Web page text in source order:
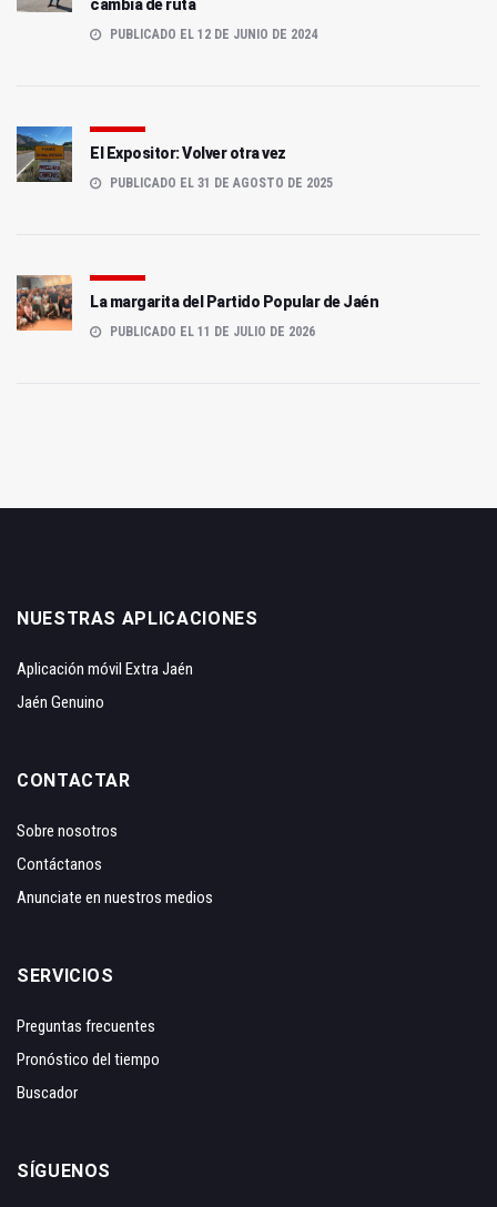
cambia de ruta
PUBLICADO EL 12 DE JUNIO DE 2024
El Expositor: Volver otra vez
PUBLICADO EL 31 DE AGOSTO DE 2025
La margarita del Partido Popular de Jaén
PUBLICADO EL 11 DE JULIO DE 2026
NUESTRAS APLICACIONES
Aplicación móvil Extra Jaén
Jaén Genuino
CONTACTAR
Sobre nosotros
Contáctanos
Anunciate en nuestros medios
SERVICIOS
Preguntas frecuentes
Pronóstico del tiempo
Buscador
SÍGUENOS